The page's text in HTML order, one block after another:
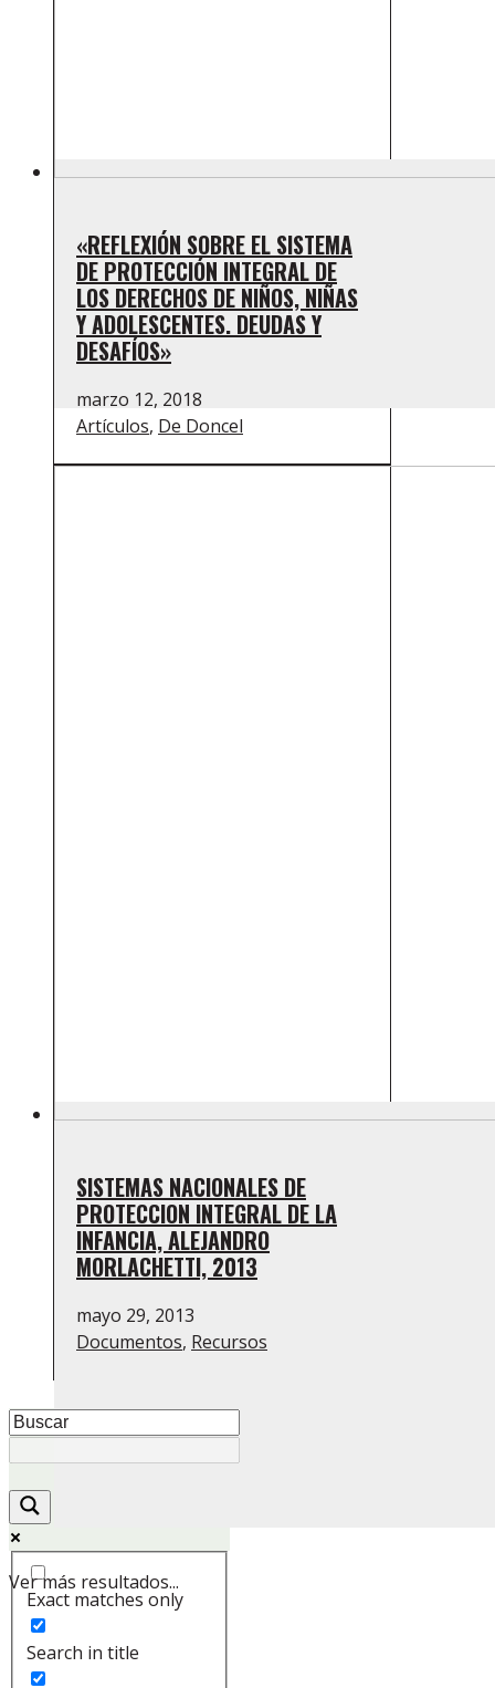
«REFLEXIÓN SOBRE EL SISTEMA
DE PROTECCIÓN INTEGRAL DE
LOS DERECHOS DE NIÑOS, NIÑAS
Y ADOLESCENTES. DEUDAS Y
DESAFÍOS»
marzo 12, 2018
Artículos, De Doncel
SISTEMAS NACIONALES DE
PROTECCION INTEGRAL DE LA
INFANCIA, ALEJANDRO
MORLACHETTI, 2013
mayo 29, 2013
Documentos, Recursos
Ver más resultados...
Exact matches only
Search in title